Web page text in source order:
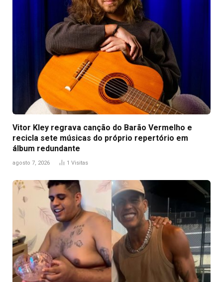
Vitor Kley regrava canção do Barão Vermelho e
recicla sete músicas do próprio repertório em
álbum redundante
agosto 7, 2026 1 Visitas